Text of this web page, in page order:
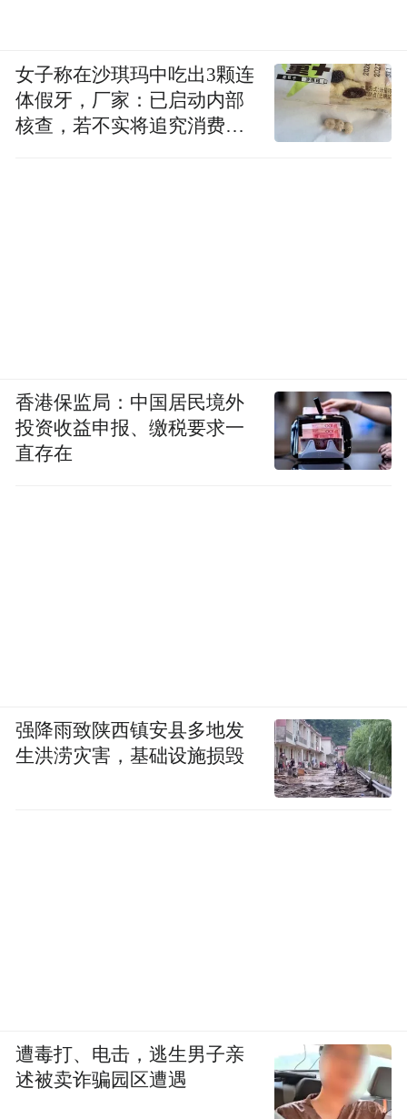
女子称在沙琪玛中吃出3颗连
体假牙，厂家：已启动内部
核查，若不实将追究消费者
香港保监局：中国居民境外
投资收益申报、缴税要求一
直存在
强降雨致陕西镇安县多地发
生洪涝灾害，基础设施损毁
遭毒打、电击，逃生男子亲
述被卖诈骗园区遭遇